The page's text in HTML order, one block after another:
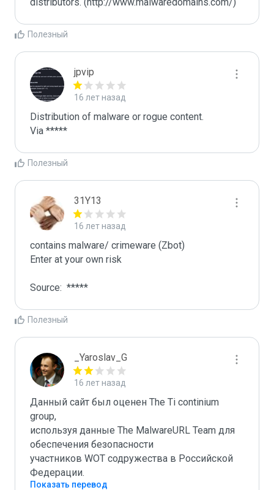
Полезный
jpvip
16 лет назад
Distribution of malware or rogue content.
Via *****
Полезный
31Y13
16 лет назад
contains malware/ crimeware (Zbot)
Enter at your own risk
Source:  *****
Полезный
_Yaroslav_G
16 лет назад
Данный сайт был оценен The Ti continium
group,
используя данные The MalwareURL Team для
обеспечения безопасности
участников WOT содружества в Российской
Федерации.
Показать перевод